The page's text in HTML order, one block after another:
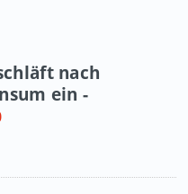
nach
ein -